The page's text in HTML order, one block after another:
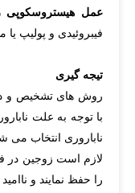
عمل هیستروسکوپی
فیبروئیدی و پولیپ یا
تیجه گیری
روش های تشخیص و
با توجه به علت
ناباروری انتخاب می شود.
لازم است زوجین در
را حفظ نمایند و ناامید